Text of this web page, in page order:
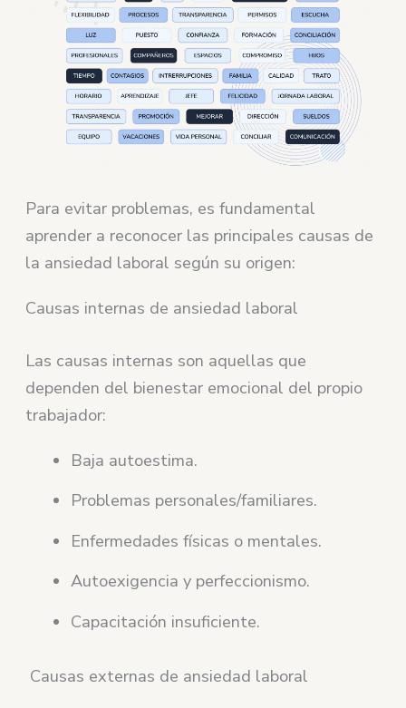
Para evitar problemas, es fundamental
aprender a reconocer las principales causas de
la ansiedad laboral según su origen:
Causas internas de ansiedad laboral
Las causas internas son aquellas que
dependen del bienestar emocional del propio
trabajador:
Baja autoestima.
Problemas personales/familiares.
Enfermedades físicas o mentales.
Autoexigencia y perfeccionismo.
Capacitación insuficiente.
Causas externas de ansiedad laboral